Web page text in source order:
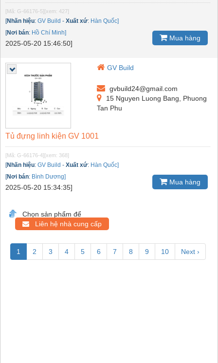
[Mã: G-66176-5] [xem: 427]
[Nhãn hiệu: GV Build - Xuất xứ: Hàn Quốc]
[Nơi bán: Hồ Chí Minh]
2025-05-20 15:46:50]
Mua hàng
GV Build
gvbuild24@gmail.com
15 Nguyen Luong Bang, Phuong
Tan Phu
Tủ đựng linh kiện GV 1001
[Mã: G-66176-4] [xem: 368]
[Nhãn hiệu: GV Build - Xuất xứ: Hàn Quốc]
[Nơi bán: Bình Dương]
2025-05-20 15:34:35]
Mua hàng
Chọn sản phẩm để
Liên hệ nhà cung cấp
1 2 3 4 5 6 7 8 9 10 Next ›